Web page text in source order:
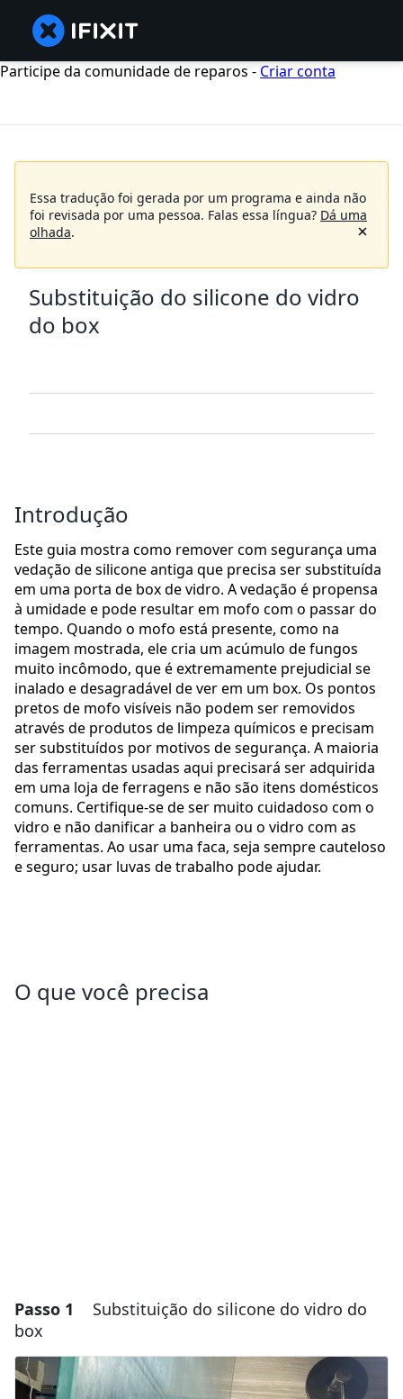
Participe da comunidade de reparos - Criar conta
Essa tradução foi gerada por um programa e ainda não
foi revisada por uma pessoa. Falas essa língua? Dá uma
olhada.
Substituição do silicone do vidro
do box
Introdução
Este guia mostra como remover com segurança uma
vedação de silicone antiga que precisa ser substituída
em uma porta de box de vidro. A vedação é propensa
à umidade e pode resultar em mofo com o passar do
tempo. Quando o mofo está presente, como na
imagem mostrada, ele cria um acúmulo de fungos
muito incômodo, que é extremamente prejudicial se
inalado e desagradável de ver em um box. Os pontos
pretos de mofo visíveis não podem ser removidos
através de produtos de limpeza químicos e precisam
ser substituídos por motivos de segurança. A maioria
das ferramentas usadas aqui precisará ser adquirida
em uma loja de ferragens e não são itens domésticos
comuns. Certifique-se de ser muito cuidadoso com o
vidro e não danificar a banheira ou o vidro com as
ferramentas. Ao usar uma faca, seja sempre cauteloso
e seguro; usar luvas de trabalho pode ajudar.
O que você precisa
Passo 1
Substituição do silicone do vidro do
box